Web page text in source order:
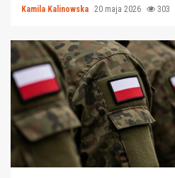
Kamila Kalinowska 20 maja 2026 303